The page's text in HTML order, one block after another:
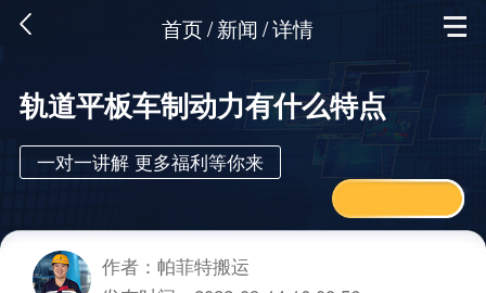
首页/新闻/详情
轨道平板车制动力有什么特点
一对一讲解 更多福利等你来
作者：帕菲特搬运